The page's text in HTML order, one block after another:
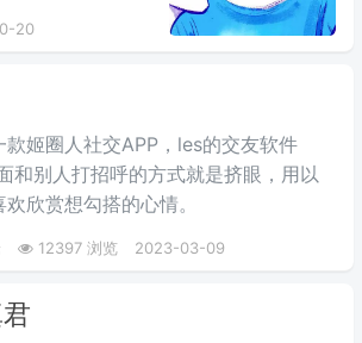
20
姬圈人社交APP，les的交友软件
和别人打招呼的方式就是挤眼，用以
欣赏想勾搭的心情。
12397 浏览 2023-03-09